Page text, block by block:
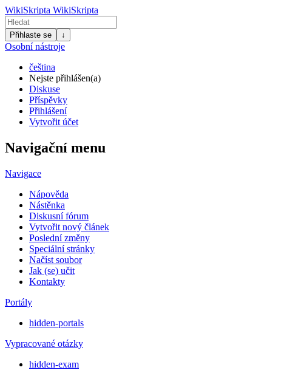
WikiSkripta WikiSkripta
Přihlaste se ↓
Osobní nástroje
čeština
Nejste přihlášen(a)
Diskuse
Příspěvky
Přihlášení
Vytvořit účet
Navigační menu
Navigace
Nápověda
Nástěnka
Diskusní fórum
Vytvořit nový článek
Poslední změny
Speciální stránky
Načíst soubor
Jak (se) učit
Kontakty
Portály
hidden-portals
Vypracované otázky
hidden-exam